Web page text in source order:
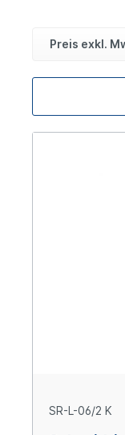
Preis exkl.
SR-L-06/2 K